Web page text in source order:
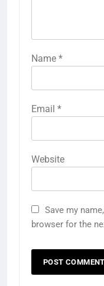
Name *
Email *
Website
Save my
browser for the